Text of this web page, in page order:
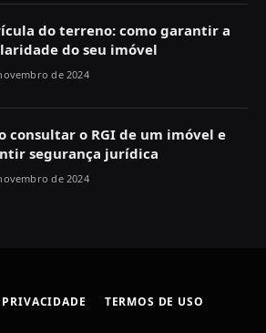
do terreno: como garantir a
do seu imóvel
de 2024
consultar o RGI de um imóvel e
segurança jurídica
de 2024
TERMOS DE USO